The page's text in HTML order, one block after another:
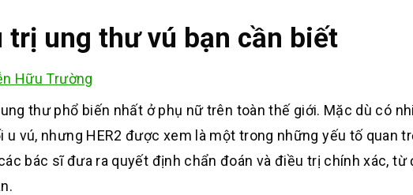
trị ung thư vú bạn cần biết
Hữu Trường
thư phổ biến nhất ở phụ nữ trên toàn thế giới. Mặc dù có
vú, nhưng HER2 được xem là một trong những yếu tố quan
bác sĩ đưa ra quyết định chẩn đoán và điều trị chính xác, từ